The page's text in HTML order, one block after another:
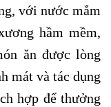
với nước mắm
hầm mềm,
ăn được lòng
mát và tác dụng
hợp để thưởng